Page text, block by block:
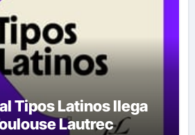
Tipos Latinos llega
Lautrec